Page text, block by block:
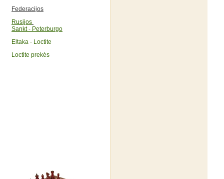
Federacijos
Rusijos
Sankt - Peterburgo
Eltaka - Loctite
Loctite prekės